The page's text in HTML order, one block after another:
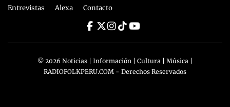
Entrevistas
Alexa Contacto
© 2026 Noticias | Información | Cultura | Música |
RADIOFOLKPERU.COM - Derechos Reservados